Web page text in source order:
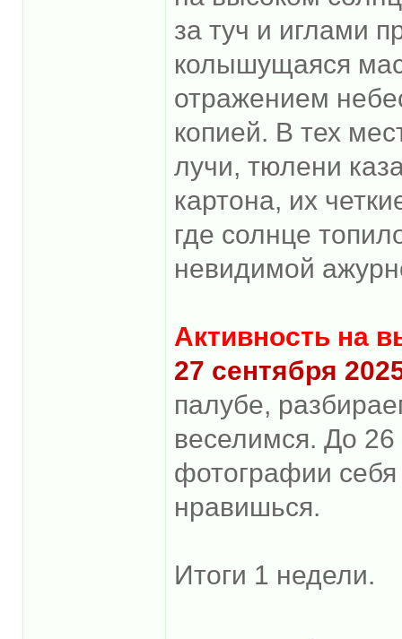
за туч и иглами
колышущаяся
отражением
копией. В тех
лучи, тюлени
картона, их
где солнце
невидимой
Активность на
27 сентября
палубе,
веселимся. До
фотографии
нравишься.
Итоги 1 недели.